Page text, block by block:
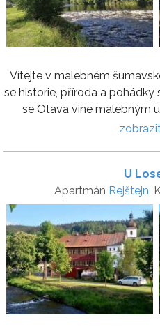
Vítejte v malebném
se historie, příroda a pohádky
se Otava vine malebným
U
Apartmán Rejštejn,